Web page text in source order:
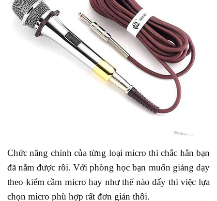
Chức năng chính của từng loại micro thì chắc hẳn bạn
đã nắm được rồi. Với phòng học bạn muốn giảng dạy
theo kiểm cầm micro hay như thế nào đấy thì việc lựa
chọn micro phù hợp rất đơn giản thôi.